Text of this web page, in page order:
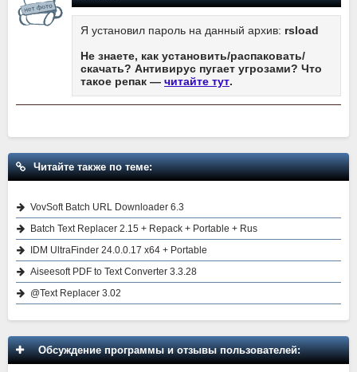
Я установил пароль на данный архив: rsload
Не знаете, как установить/распаковать/
скачать? Антивирус пугает угрозами? Что
такое репак — читайте тут.
Читайте также по теме:
VovSoft Batch URL Downloader 6.3
Batch Text Replacer 2.15 + Repack + Portable + Rus
IDM UltraFinder 24.0.0.17 x64 + Portable
Aiseesoft PDF to Text Converter 3.3.28
@Text Replacer 3.02
Обсуждение программы и отзывы пользователей: